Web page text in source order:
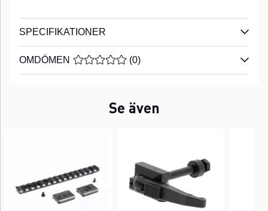
SPECIFIKATIONER
OMDÖMEN MEDELBETYG 0 AV 5 ANTAL BETYG 0
(0)
Se även